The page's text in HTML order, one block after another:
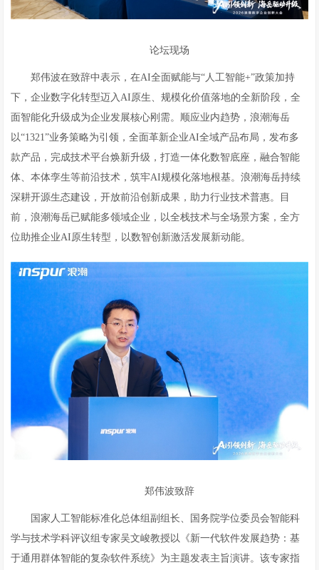
论坛现场
郑伟波在致辞中表示，在AI全面赋能与“人工智能+”政策加持
下，企业数字化转型迈入AI原生、规模化价值落地的全新阶段，全
面智能化升级成为企业发展核心刚需。顺应业内趋势，浪潮海岳
以“1321”业务策略为引领，全面革新企业AI全域产品布局，发布多
款产品，完成技术平台焕新升级，打造一体化数智底座，融合智能
体、本体孪生等前沿技术，筑牢AI规模化落地根基。浪潮海岳持续
深耕开源生态建设，开放前沿创新成果，助力行业技术普惠。目
前，浪潮海岳已赋能多领域企业，以全栈技术与全场景方案，全方
位助推企业AI原生转型，以数智创新激活发展新动能。
郑伟波致辞
国家人工智能标准化总体组副组长、国务院学位委员会智能科
学与技术学科评议组专家吴文峻教授以《新一代软件发展趋势：基
于通用群体智能的复杂软件系统》为主题发表主旨演讲。该专家指